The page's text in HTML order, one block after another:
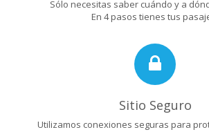
Sólo necesitas saber cuándo y a
En 4 pasos tienes tus
Sitio Seguro
Utilizamos conexiones seguras para